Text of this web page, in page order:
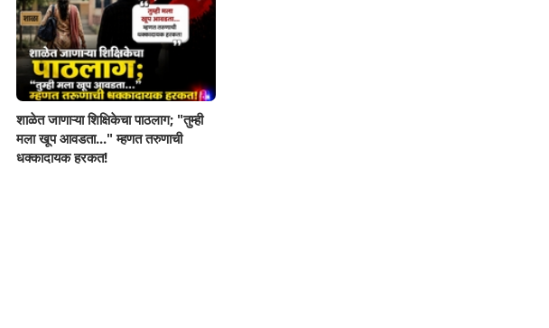
शाळेत जाणाऱ्या शिक्षिकेचा पाठलाग; "तुम्ही
मला खूप आवडता..." म्हणत तरुणाची
धक्कादायक हरकत!